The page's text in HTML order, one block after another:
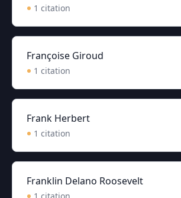
1 citation
Françoise Giroud
1 citation
Frank Herbert
1 citation
Franklin Delano Roosevelt